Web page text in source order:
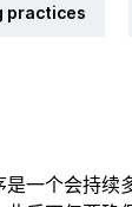
practices
一个会持续